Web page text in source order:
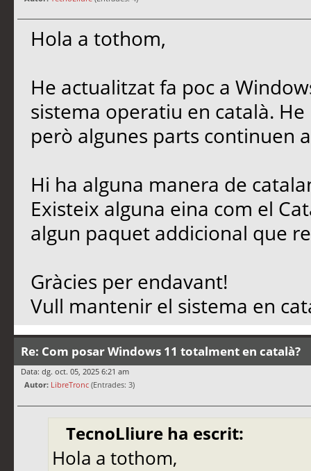
Hola a tothom,
He actualitzat fa poc a
sistema operatiu en català.
però algunes parts continuen
Hi ha alguna manera de
Existeix alguna eina com el
algun paquet addicional que
Gràcies per endavant!
Vull mantenir el sistema en
Re: Com posar Windows 11 totalment en català?
Data: dg. oct. 05, 2025 6:21 am
Autor: LibreTronc (Entrades: 3)
TecnoLliure ha escrit:
Hola a tothom,